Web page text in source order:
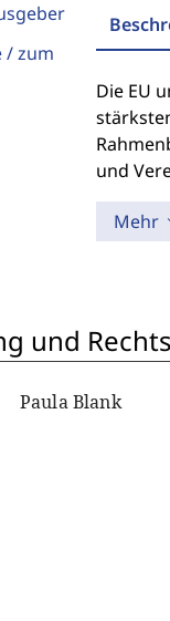
/ zum
Die EU
und
Mehr
und
Paula Blank